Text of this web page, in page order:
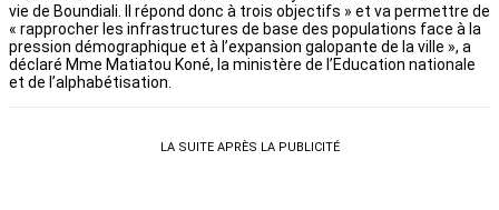
vie de Boundiali. Il répond donc à trois objectifs » et va permettre de
« rapprocher les infrastructures de base des populations face à la
pression démographique et à l’expansion galopante de la ville », a
déclaré Mme Matiatou Koné, la ministère de l’Education nationale
et de l’alphabétisation.
LA SUITE APRÈS LA PUBLICITÉ